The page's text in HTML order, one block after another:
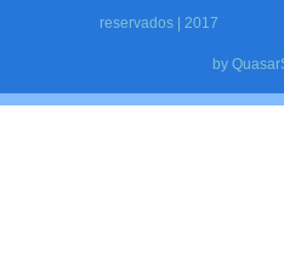
reservados | 2017
by